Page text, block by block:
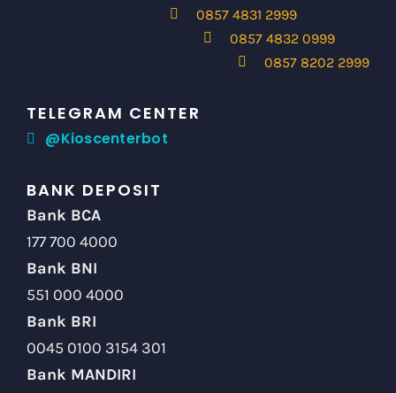
0857 4831 2999
0857 4832 0999
0857 8202 2999
TELEGRAM CENTER
@Kioscenterbot
BANK DEPOSIT
Bank BCA
177 700 4000
Bank BNI
551 000 4000
Bank BRI
0045 0100 3154 301
Bank MANDIRI